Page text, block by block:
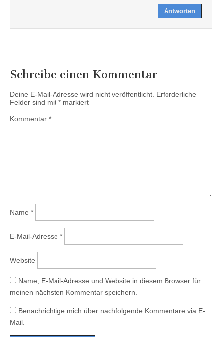
Antworten
Schreibe einen Kommentar
Deine E-Mail-Adresse wird nicht veröffentlicht. Erforderliche
Felder sind mit * markiert
Kommentar *
Name *
E-Mail-Adresse *
Website
Name, E-Mail-Adresse und Website in diesem Browser für
meinen nächsten Kommentar speichern.
Benachrichtige mich über nachfolgende Kommentare via E-
Mail.